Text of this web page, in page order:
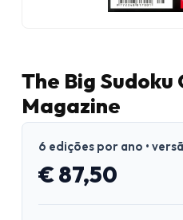
The Big
Magazine
6 edições por ano •
€ 87,50